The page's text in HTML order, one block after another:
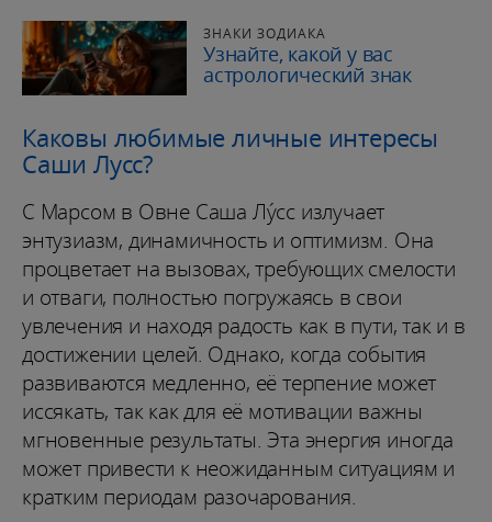
ЗНАКИ ЗОДИАКА
Узнайте, какой у вас
астрологический знак
Каковы любимые личные интересы
Саши Лусс?
С Марсом в Овне Саша Лу́сс излучает
энтузиазм, динамичность и оптимизм. Она
процветает на вызовах, требующих смелости
и отваги, полностью погружаясь в свои
увлечения и находя радость как в пути, так и в
достижении целей. Однако, когда события
развиваются медленно, её терпение может
иссякать, так как для её мотивации важны
мгновенные результаты. Эта энергия иногда
может привести к неожиданным ситуациям и
кратким периодам разочарования.